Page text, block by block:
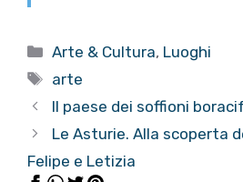
Categorie
Arte & Cultura, Luoghi
Tag
arte
Il paese dei soffioni
Le Asturie. Alla scoperta
Felipe e Letizia